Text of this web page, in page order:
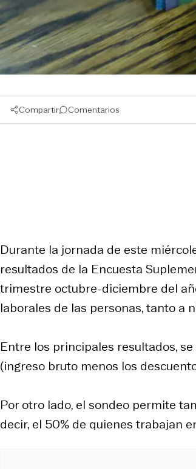
Compartir Comentarios
Durante la jornada de este
resultados de la Encuesta
trimestre octubre-diciembre del
laborales de las personas, tanto a
Entre los principales resultados,
(ingreso bruto menos los
Por otro lado, el sondeo permite
decir, el 50% de quienes trabajan